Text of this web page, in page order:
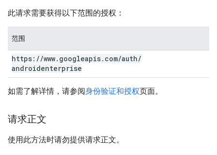
此请求需要获得以下范围的授权：
范围
https: //www. googleapis. com/auth/
androidenterprise
如需了解详情，请参阅身份验证和授权页面。
请求正文
使用此方法时请勿提供请求正文。